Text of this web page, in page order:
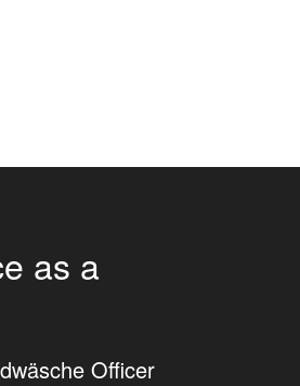
as a
Officer